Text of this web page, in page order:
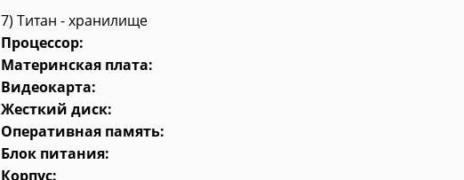
7) Титан - хранилище
Процессор:
Материнская плата:
Видеокарта:
Жесткий диск:
Оперативная память:
Блок питания:
Корпус: